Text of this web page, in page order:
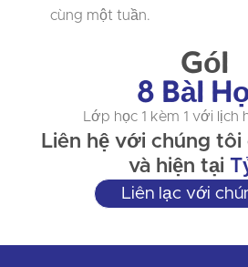
cùng một tuần.
Gói
8 Bài
Lớp học 1 kèm 1 với lịch
Liên hệ với chúng tôi
và hiện tại
Liên lạc với